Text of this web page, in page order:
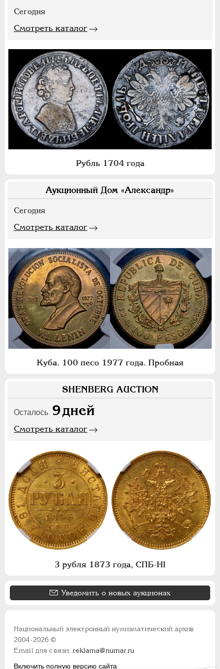
Сегодня
Смотреть каталог
Рубль 1704 года
Аукционный Дом «Александр»
Сегодня
Смотреть каталог
Куба. 100 песо 1977 года. Пробная
SHENBERG AUCTION
Осталось 9дней
Смотреть каталог
3 рубля 1873 года, СПБ-НI
Уведомить о новых аукционах
Национальный электронный нумизматический архив
2004-2026 ©
Email для связи:reklama@numar.ru
Включить полную версию сайта